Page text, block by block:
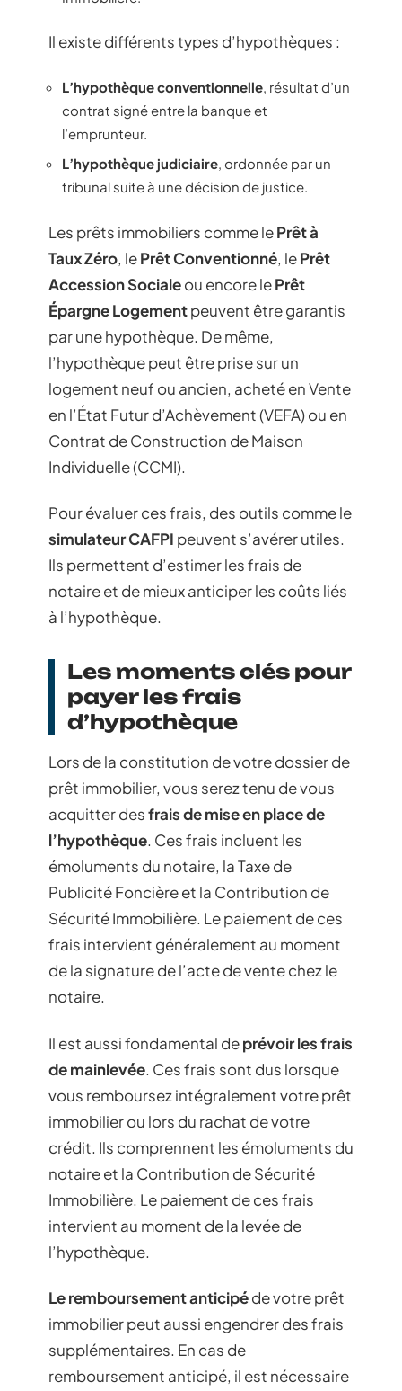
Il existe différents types d’hypothèques :
L’hypothèque conventionnelle , résultat d’un
contrat signé entre la banque et
l’emprunteur.
L’hypothèque judiciaire, ordonnée par un
tribunal suite à une décision de justice.
Les prêts immobiliers comme lePrêt à
Taux Zéro, lePrêt Conventionné, lePrêt
Accession Socialeou encore lePrêt
Épargne Logementpeuvent être garantis
par une hypothèque. De même,
l’hypothèque peut être prise sur un
logement neuf ou ancien, acheté en Vente
en l’État Futur d’Achèvement (VEFA) ou en
Contrat de Construction de Maison
Individuelle (CCMI).
Pour évaluer ces frais, des outils comme le
simulateur CAFPI peuvent s’avérer utiles.
Ils permettent d’estimer les frais de
notaire et de mieux anticiper les coûts liés
à l’hypothèque.
Les moments clés pour
payer les frais
d’hypothèque
Lors de la constitution de votre dossier de
prêt immobilier, vous serez tenu de vous
acquitter desfrais de mise en place de
l’hypothèque. Ces frais incluent les
émoluments du notaire, la Taxe de
Publicité Foncière et la Contribution de
Sécurité Immobilière. Le paiement de ces
frais intervient généralement au moment
de la signature de l’acte de vente chez le
notaire.
Il est aussi fondamental deprévoir les frais
de mainlevée. Ces frais sont dus lorsque
vous remboursez intégralement votre prêt
immobilier ou lors du rachat de votre
crédit. Ils comprennent les émoluments du
notaire et la Contribution de Sécurité
Immobilière. Le paiement de ces frais
intervient au moment de la levée de
l’hypothèque.
Le remboursement anticipéde votre prêt
immobilier peut aussi engendrer des frais
supplémentaires. En cas de
remboursement anticipé, il est nécessaire